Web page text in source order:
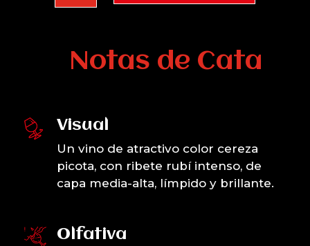
Estuche
cantidad
Notas de Cata
Visual
Un vino de atractivo color cereza
picota, con ribete rubí intenso, de
capa media-alta, límpido y brillante.
Olfativa